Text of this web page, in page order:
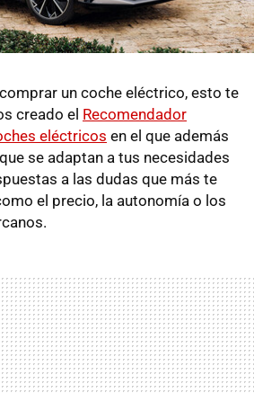
un coche eléctrico, esto te
creado el Recomendador
eléctricos en el que además
se adaptan a tus necesidades
a las dudas que más te
el precio, la autonomía o los